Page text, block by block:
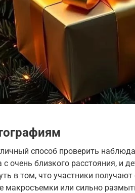
способ проверить
очень близкого расстояния, и
в том, что участники
макросъемки или сильно